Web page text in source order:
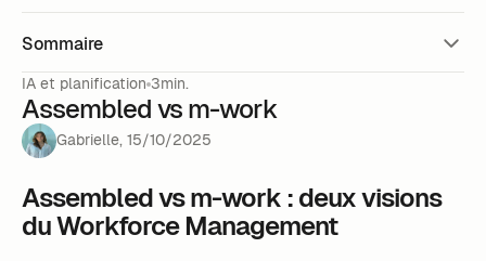
Sommaire
IA et planification 3min.
Assembled vs m-work
Gabrielle, 15/10/2025
Assembled vs m-work : deux visions
du Workforce Management